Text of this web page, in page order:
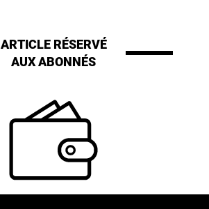
ARTICLE RÉSERVÉ
AUX ABONNÉS